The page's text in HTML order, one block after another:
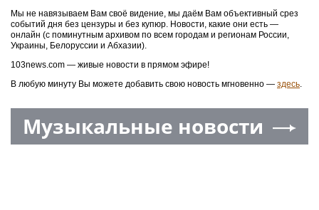
Мы не навязываем Вам своё видение, мы даём Вам объективный срез
событий дня без цензуры и без купюр. Новости, какие они есть —
онлайн (с поминутным архивом по всем городам и регионам России,
Украины, Белоруссии и Абхазии).
103news.com — живые новости в прямом эфире!
В любую минуту Вы можете добавить свою новость мгновенно — здесь.
Музыкальные новости